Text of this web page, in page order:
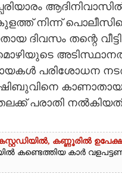
നിന്ന്
ദിവസം തന്റെ
നായകൾ പരിശോധന
പരാതി
കണ്ണൂരിൽ
കണ്ടെത്തിയ കാർ